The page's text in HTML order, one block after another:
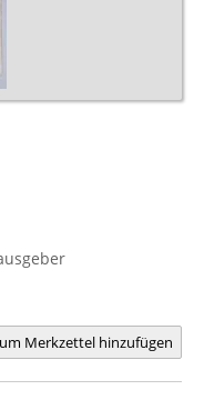
Merkzettel hinzufügen